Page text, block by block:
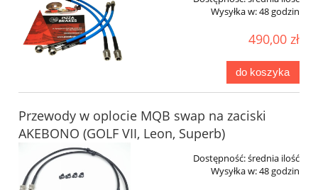
Wysyłka w:48 godzin
490,00 zł
do koszyka
Przewody w oplocie MQB swap na zaciski
AKEBONO (GOLF VII, Leon, Superb)
Dostępność:średnia ilość
Wysyłka w:48 godzin